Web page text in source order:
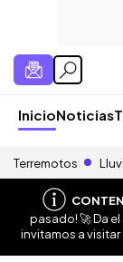
InicioNoticias
Terremotos
pasado! 🚀 Da
invitamos a